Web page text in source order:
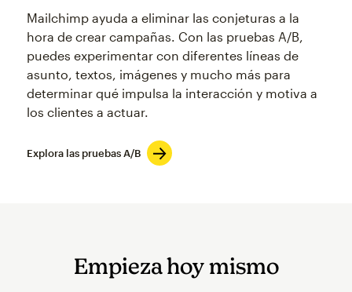
Mailchimp ayuda a eliminar las conjeturas a la
hora de crear campañas. Con las pruebas A/B,
puedes experimentar con diferentes líneas de
asunto, textos, imágenes y mucho más para
determinar qué impulsa la interacción y motiva a
los clientes a actuar.
Explora las pruebas A/B
Empieza hoy mismo